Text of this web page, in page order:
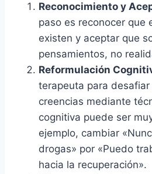
Reconocimiento y
paso es reconocer que
existen y aceptar que
pensamientos, no
Reformulación
terapeuta para
creencias mediante
cognitiva puede ser
ejemplo, cambiar
drogas» por «Puedo
hacia la recuperación».